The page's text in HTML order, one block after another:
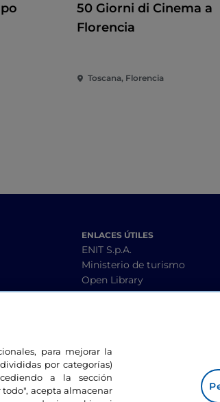
50 Giorni di Cinema a
Florencia
Toscana, Florencia
ENLACES ÚTILES
ENIT S.p.A.
Ministerio de turismo
Open Library
Interoperability guidelines
ESTAMOS EN CONTACTO
para mejorar la
por categorías)
a la sección
acepta almacenar